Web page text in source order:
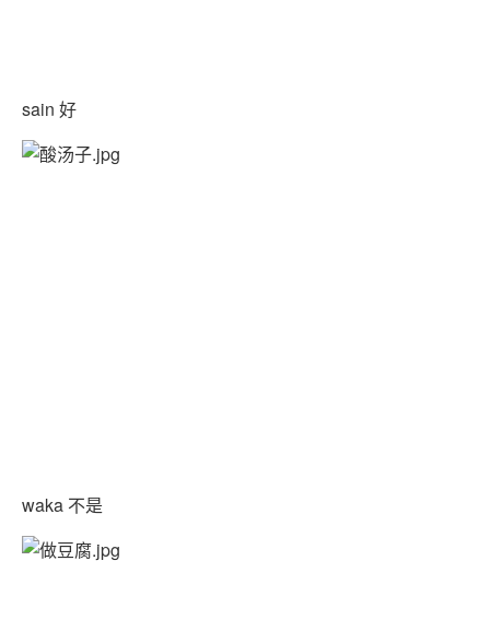
sain 好
waka 不是